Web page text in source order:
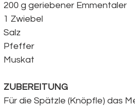
200 g geriebener Emmentaler
1 Zwiebel
Salz
Pfeffer
Muskat
ZUBEREITUNG
Für die Spätzle (Knöpfle) das